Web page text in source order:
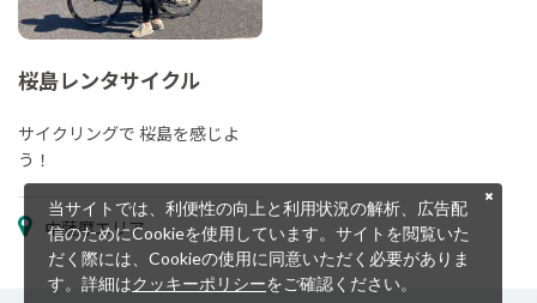
桜島レンタサイクル
サイクリングで 桜島を感じよ
う！
中薩摩エリア
当サイトでは、利便性の向上と利用状況の解析、広告配
信のためにCookieを使用しています。サイトを閲覧いた
だく際には、Cookieの使用に同意いただく必要がありま
す。詳細はクッキーポリシーをご確認ください。